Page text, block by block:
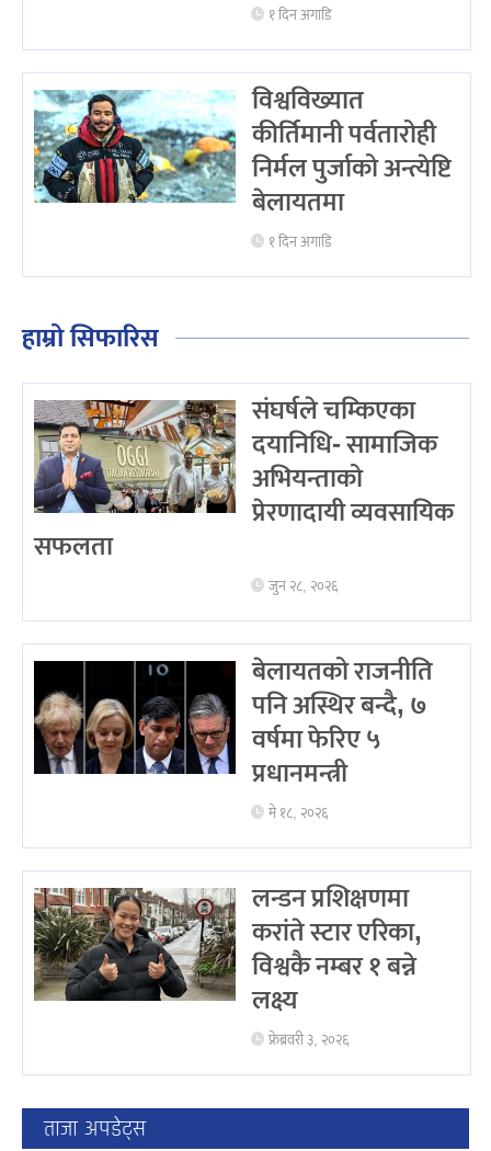
१ दिन अगाडि
विश्वविख्यात
कीर्तिमानी पर्वतारोही
निर्मल पुर्जाको अन्त्येष्टि
बेलायतमा
१ दिन अगाडि
हाम्रो सिफारिस
संघर्षले चम्किएका
दयानिधि- सामाजिक
अभियन्ताको
प्रेरणादायी व्यवसायिक
सफलता
जुन २८, २०२६
बेलायतको राजनीति
पनि अस्थिर बन्दै, ७
वर्षमा फेरिए ५
प्रधानमन्त्री
मे १८, २०२६
लन्डन प्रशिक्षणमा
करांते स्टार एरिका,
विश्वकै नम्बर १ बन्ने
लक्ष्य
फ्रेब्रवरी ३, २०२६
ताजा अपडेट्स